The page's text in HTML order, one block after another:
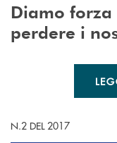
Diamo
perdere i
N.2 DEL 2017